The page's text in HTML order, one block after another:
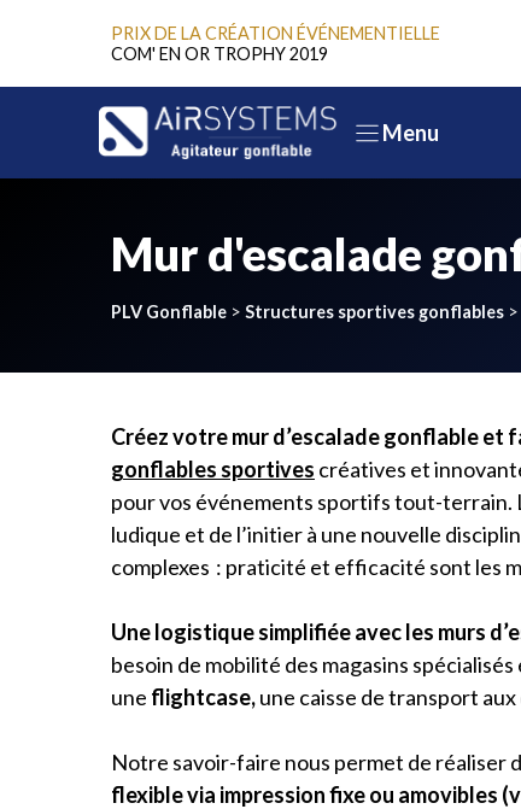
PRIX DE LA CRÉATION ÉVÉNEMENTIELLE
COM' EN OR TROPHY 2019
Menu
Mur d'escalade
PLV Gonflable > Structures sportives gonflables >
Créez votre mur d’escalade gonflable
gonflables sportives créatives et
pour vos événements sportifs tout-terrain.
ludique et de l’initier à une nouvelle
complexes : praticité et efficacité sont les
Une logistique simplifiée avec les murs
besoin de mobilité des magasins
une flightcase,une caisse de transport
Notre savoir-faire nous permet de réaliser
flexible via impression fixe ou amovibles